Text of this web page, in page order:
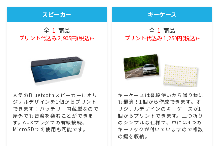
スピーカー
全 1 商品
プリント代込み 2,905円(税込)~
人気のBluetoothスピーカーにオリ
ジナルデザインを1個からプリント
できます！バッテリー内蔵型なので
屋外でも音楽を楽むことができま
す。AUXプラグでの有線接続、
MicroSDでの使用も可能です。
キーケース
全 1 商品
プリント代込み 1,250円(税込)~
キーケースは普段使いから贈り物に
も最適！1個から作成できます。オ
リジナルデザインのキーケースが1
個からプリントできます。三つ折り
のシンプルな仕様で、中には4つの
キーフックが付いていますので複数
の鍵を収納。